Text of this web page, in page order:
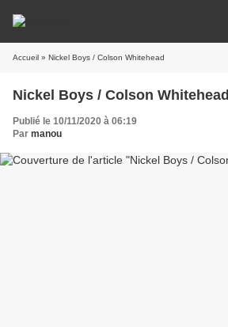
Accueil » Nickel Boys / Colson Whitehead
Nickel Boys / Colson Whitehead
Publié le 10/11/2020 à 06:19
Par manou